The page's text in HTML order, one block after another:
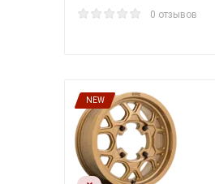
0 отзывов
NEW